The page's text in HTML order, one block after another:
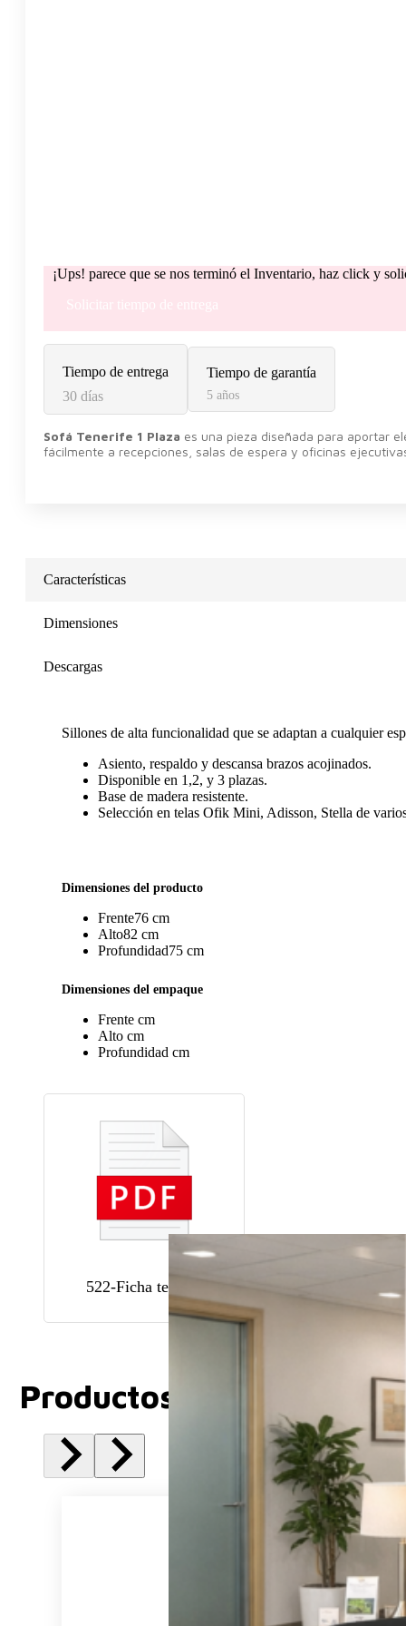
¡Ups! parece que se nos terminó el Inventario, haz click y
Solicitar tiempo de entrega
Tiempo de entrega
30 días
Tiempo de garantía
5 años
Sofá Tenerife 1 Plaza es una pieza diseñada para aportar
fácilmente a recepciones, salas de espera y oficinas
Características
Dimensiones
Descargas
Sillones de alta funcionalidad que se adaptan a cualquier
Asiento, respaldo y descansa brazos acojinados.
Disponible en 1,2, y 3 plazas.
Base de madera resistente.
Selección en telas Ofik Mini, Adisson, Stella de
Dimensiones del producto
Frente76 cm
Alto82 cm
Profundidad75 cm
Dimensiones del empaque
Frente cm
Alto cm
Profundidad cm
522-Ficha tecnica
Productos Relacionados